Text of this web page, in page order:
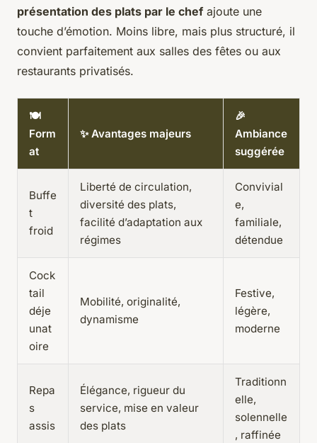
présentation des plats par le chef ajoute une
touche d’émotion. Moins libre, mais plus structuré, il
convient parfaitement aux salles des fêtes ou aux
restaurants privatisés.
🍽️
Form
at
✨ Avantages majeurs
🎉
Ambiance
suggérée
Buffe
t
froid
Liberté de circulation,
diversité des plats,
facilité d’adaptation aux
régimes
Convivial
e,
familiale,
détendue
Cock
tail
déje
unat
oire
Mobilité, originalité,
dynamisme
Festive,
légère,
moderne
Repa
s
assis
Élégance, rigueur du
service, mise en valeur
des plats
Traditionn
elle,
solennelle
, raffinée